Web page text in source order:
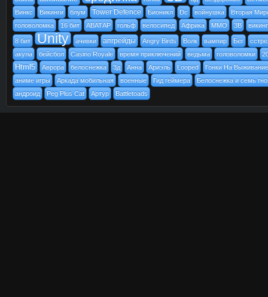
Винкс
Викинги блум Tower Defence Бионикл Dc войнушка
Вторая
головоломка
16 бит АВАТАР гольф велосипед Африка MMO 3В викинг
8 бит Unity ачивки апгрейды Angry Birds Волк вампир Бег
акула
бейсбол Casino Royale время приключений ведьма головоломки
Html5 Аврора белоснежка 3д Анна Ариэль Looped
Гонки На Выживание
аниме игры
Аркада мобильная военные Гид геймера
Белоснежка и семь
андроид
Peg Plus Cat Артур Battletoads